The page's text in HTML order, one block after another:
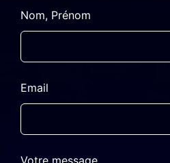
Leave
this
blank
Nom, Prénom
Email